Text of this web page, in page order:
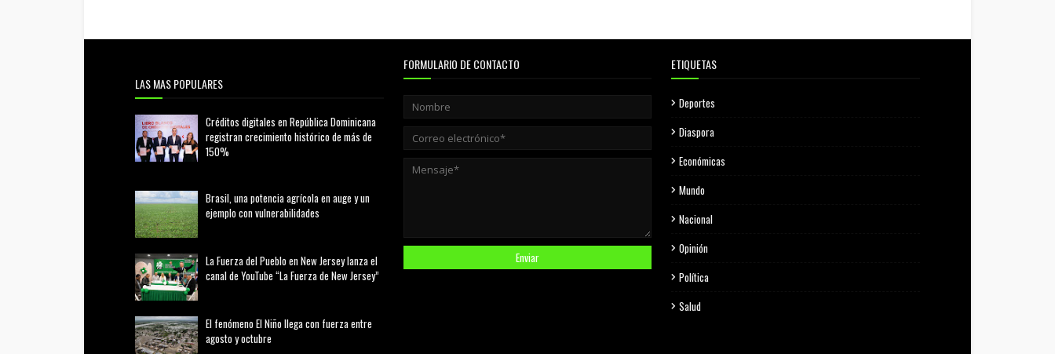
LAS MAS POPULARES
Créditos digitales en República Dominicana
registran crecimiento histórico de más de
150%
Brasil, una potencia agrícola en auge y un
ejemplo con vulnerabilidades
La Fuerza del Pueblo en New Jersey lanza el
canal de YouTube “La Fuerza de New Jersey”
El fenómeno El Niño llega con fuerza entre
agosto y octubre
FORMULARIO DE CONTACTO ETIQUETAS
Deportes
Diaspora
Económicas
Mundo
Nacional
Opinión
Política
Salud